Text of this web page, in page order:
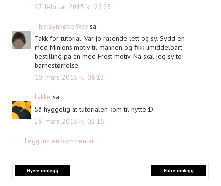
27. februar 2015 kl. 22:23
The Synnøve Way sa...
Takk for tutorial. Var jo rasende lett og sy. Sydd en
med Minions motiv til mannen og fikk umiddelbart
bestilling på en med Frost motiv. Nå skal jeg sy to i
barnestørrelse.
10. mars 2016 kl. 08:13
Lykke sa...
Så hyggelig at tutorialen kom til nytte :D
28. mars 2016 kl. 02:15
Legg inn en kommentar
Nyere innlegg Eldre innlegg